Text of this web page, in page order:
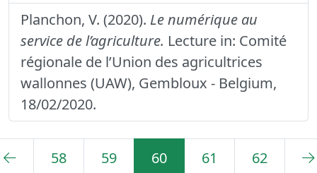
Planchon, V. (2020). Le numérique au
service de l’agriculture. Lecture in: Comité
régionale de l’Union des agricultrices
wallonnes (UAW), Gembloux - Belgium,
18/02/2020.
58 59 60 61 62